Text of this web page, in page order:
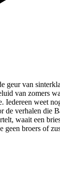
geur van
van zomers
Iedereen weet
de verhalen die
waait een
geen broers of